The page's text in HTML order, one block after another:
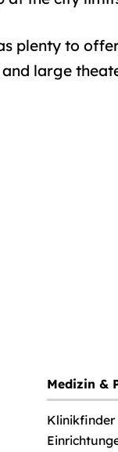
plenty to
large
Medizin &
Klinikfinder